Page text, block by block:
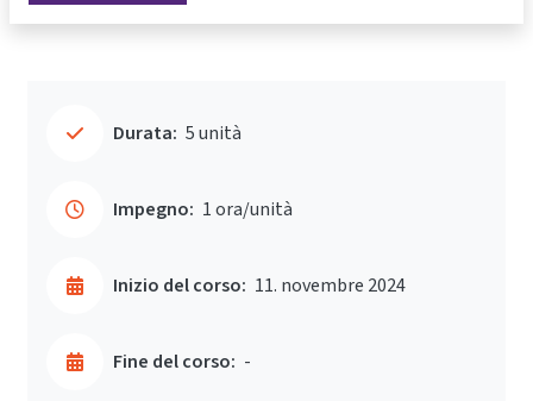
Durata: 5 unità
Impegno: 1 ora/unità
Inizio del corso: 11. novembre 2024
Fine del corso: -